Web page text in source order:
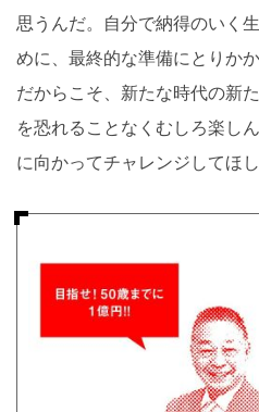
思うんだ。自分で納得のいく
めに、最終的な準備にとりかか
だからこそ、新たな時代の新
を恐れることなくむしろ楽し
に向かってチャレンジしてほ